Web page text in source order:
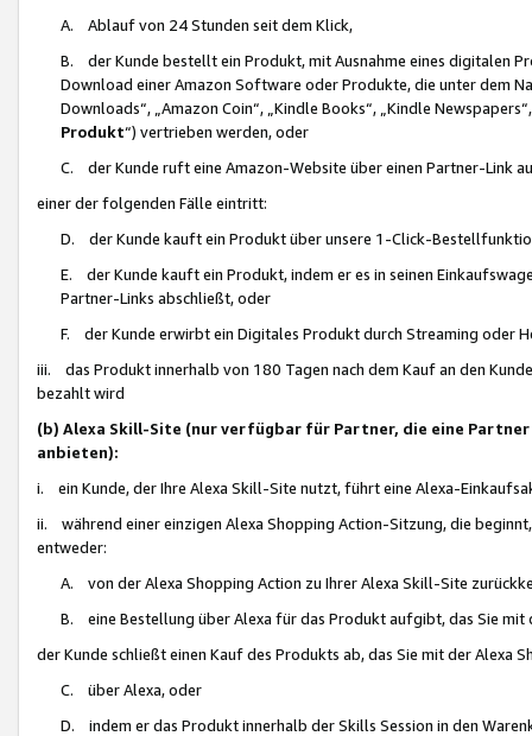
A. Ablauf von 24 Stunden seit dem Klick,
B. der Kunde bestellt ein Produkt, mit Ausnahme eines digitalen
Download einer Amazon Software oder Produkte, die unter dem
Downloads“, „Amazon Coin“, „Kindle Books“, „Kindle
Produkt“) vertrieben werden, oder
C. der Kunde ruft eine Amazon-Website über einen Partner-Link
einer der folgenden Fälle eintritt:
D. der Kunde kauft ein Produkt über unsere 1-Click-
E. der Kunde kauft ein Produkt, indem er es in seinen
Partner-Links abschließt, oder
F. der Kunde erwirbt ein Digitales Produkt durch Streaming oder
iii. das Produkt innerhalb von 180 Tagen nach dem Kauf an den
bezahlt wird
(b) Alexa Skill-Site (nur verfügbar für Partner, die eine
anbieten):
i. ein Kunde, der Ihre Alexa Skill-Site nutzt, führt eine Alexa-
ii. während einer einzigen Alexa Shopping Action-Sitzung, die
entweder:
A. von der Alexa Shopping Action zu Ihrer Alexa Skill-Site
B. eine Bestellung über Alexa für das Produkt aufgibt, das Sie mit
der Kunde schließt einen Kauf des Produkts ab, das Sie mit der Alexa
C. über Alexa, oder
D. indem er das Produkt innerhalb der Skills Session in den